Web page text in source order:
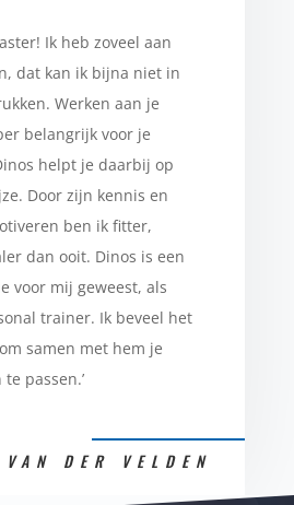
Ik heb zoveel aan
dat kan ik bijna niet in
Werken aan je
belangrijk voor je
helpt je daarbij op
Door zijn kennis en
ben ik fitter,
dan ooit. Dinos is een
voor mij geweest, als
trainer. Ik beveel het
samen met hem je
passen.’
DER VELDEN